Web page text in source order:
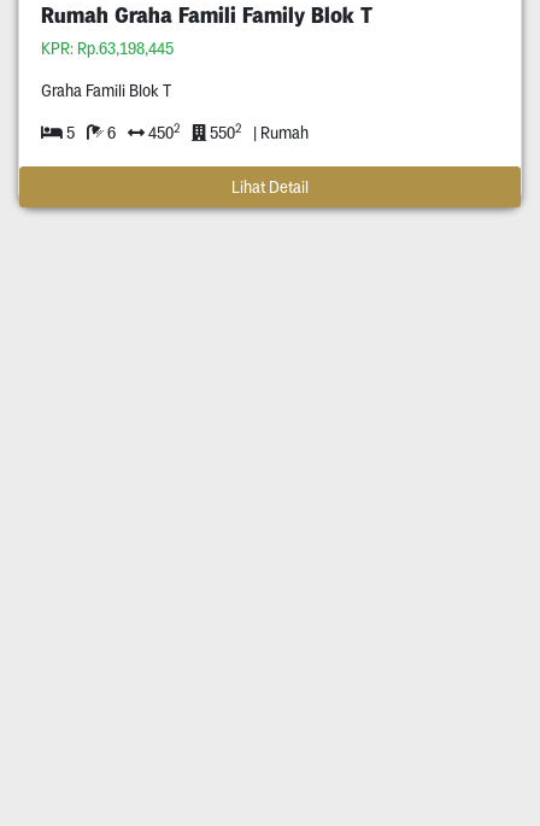
Rumah Graha Famili Family Blok T
KPR: Rp.63,198,445
Graha Famili Blok T
5 6 4502 5502 | Rumah
Lihat Detail